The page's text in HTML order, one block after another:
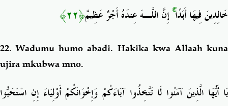
خَالِدِينَ فِيهَا أَبَدًاۚإِنَّ اللَّـهَ عِندَهُ أَجْرٌ عَظِيمٌ﴿٢٢﴾
22.Wadumu humo abadi. Hakika kwa Allaah kuna
ujira mkubwa mno.
يَا أَيُّهَا الَّذِينَ آمَنُوا لَا تَتَّخِذُوا آبَاءَكُمْ وَإِخْوَانَكُمْ أَوْلِيَاءَ إِنِ اسْتَحَبُّوا